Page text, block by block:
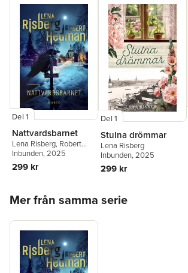
Del 1
Nattvardsbarnet
Lena Risberg, Robert
Hedman
Inbunden, 2025
299 kr
Del 1
Stulna drömmar
Lena Risberg
Inbunden, 2025
299 kr
Mer från samma serie